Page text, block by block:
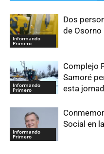
Informando
Primero
Dos
de Osorno
Informando
Primero
Complejo
Samoré
esta
Informando
Primero
Social en